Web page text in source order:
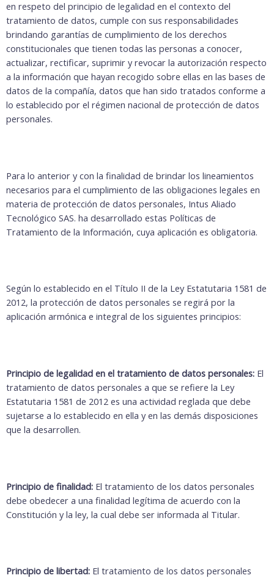
en respeto del principio de legalidad en el contexto del
tratamiento de datos, cumple con sus responsabilidades
brindando garantías de cumplimiento de los derechos
constitucionales que tienen todas las personas a conocer,
actualizar, rectificar, suprimir y revocar la autorización respecto
a la información que hayan recogido sobre ellas en las bases de
datos de la compañía, datos que han sido tratados conforme a
lo establecido por el régimen nacional de protección de datos
personales.
Para lo anterior y con la finalidad de brindar los lineamientos
necesarios para el cumplimiento de las obligaciones legales en
materia de protección de datos personales, Intus Aliado
Tecnológico SAS. ha desarrollado estas Políticas de
Tratamiento de la Información, cuya aplicación es obligatoria.
Según lo establecido en el Título II de la Ley Estatutaria 1581 de
2012, la protección de datos personales se regirá por la
aplicación armónica e integral de los siguientes principios:
Principio de legalidad en el tratamiento de datos personales: El
tratamiento de datos personales a que se refiere la Ley
Estatutaria 1581 de 2012 es una actividad reglada que debe
sujetarse a lo establecido en ella y en las demás disposiciones
que la desarrollen.
Principio de finalidad: El tratamiento de los datos personales
debe obedecer a una finalidad legítima de acuerdo con la
Constitución y la ley, la cual debe ser informada al Titular.
Principio de libertad: El tratamiento de los datos personales